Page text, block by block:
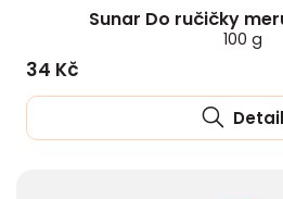
Sunar Do ručičky
100 g
34 Kč
Detail